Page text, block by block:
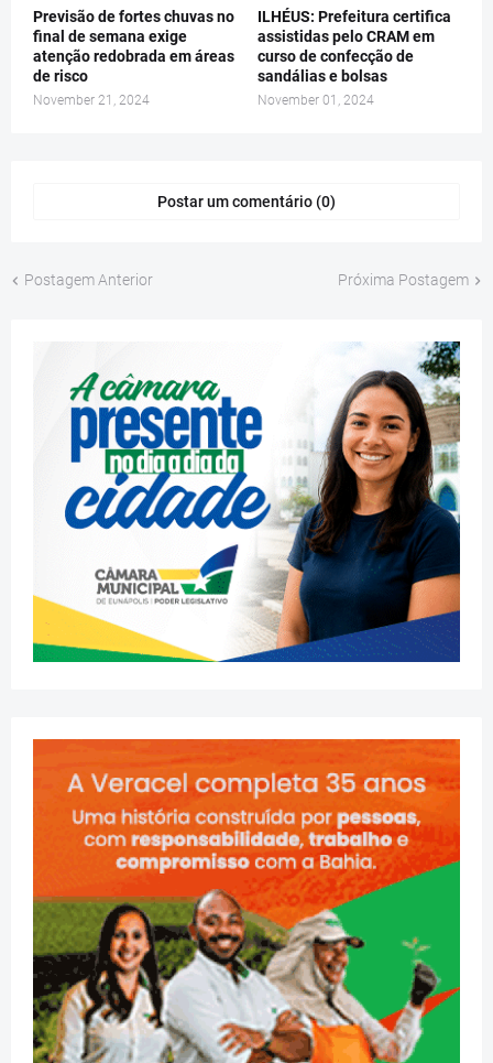
Previsão de fortes chuvas no
final de semana exige
atenção redobrada em áreas
de risco
November 21, 2024
ILHÉUS: Prefeitura certifica
assistidas pelo CRAM em
curso de confecção de
sandálias e bolsas
November 01, 2024
Postar um comentário (0)
Postagem Anterior Próxima Postagem